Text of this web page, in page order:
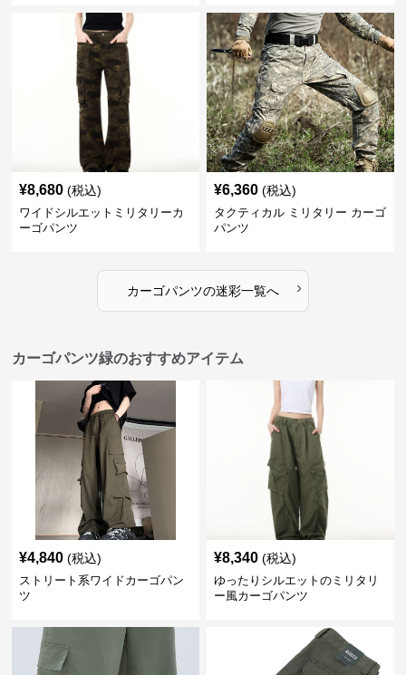
¥8,680 (税込)
ワイドシルエットミリタリーカ
ーゴパンツ
¥6,360 (税込)
タクティカル ミリタリー カーゴ
パンツ
カーゴパンツの迷彩一覧へ ›
カーゴパンツ緑のおすすめアイテム
¥4,840 (税込)
ストリート系ワイドカーゴパン
ツ
¥8,340 (税込)
ゆったりシルエットのミリタリ
ー風カーゴパンツ